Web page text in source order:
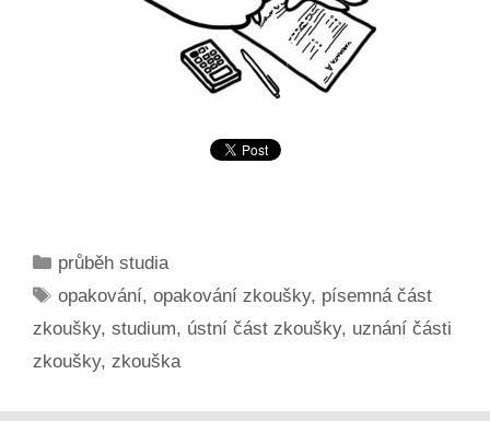
Rubriky
průběh studia
Štítky
opakování,opakování zkoušky, písemná část
zkoušky, studium, ústní část zkoušky, uznání části
zkoušky, zkouška